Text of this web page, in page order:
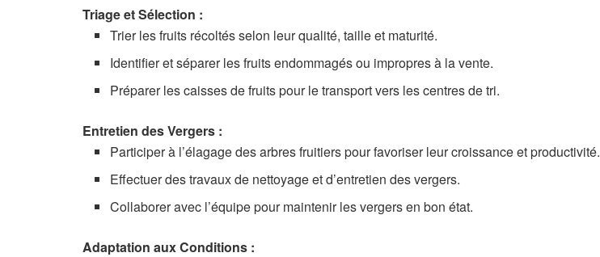
Triage et Sélection :
Trier les fruits récoltés selon leur qualité, taille et maturité.
Identifier et séparer les fruits endommagés ou impropres à la vente.
Préparer les caisses de fruits pour le transport vers les centres de tri.
Entretien des Vergers :
Participer à l’élagage des arbres fruitiers pour favoriser leur croissance et productivité.
Effectuer des travaux de nettoyage et d’entretien des vergers.
Collaborer avec l’équipe pour maintenir les vergers en bon état.
Adaptation aux Conditions :